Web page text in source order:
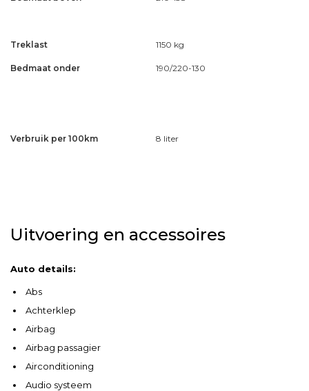
Treklast 1150 kg
Bedmaat onder 190/220-130
Verbruik per 100km 8 liter
Uitvoering en accessoires
Auto details:
Abs
Achterklep
Airbag
Airbag passagier
Airconditioning
Audio systeem